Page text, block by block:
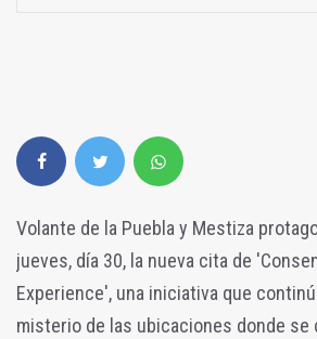
Volante de la Puebla y Mestiza
jueves, día 30, la nueva cita de
Experience', una iniciativa que
misterio de las ubicaciones donde se